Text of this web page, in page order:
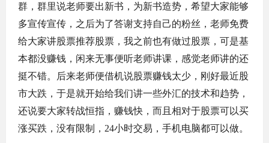
群，群里说老师要出新书，为新书造势，希望大家能够
多宣传宣传，之后为了答谢支持自己的粉丝，老师免费
给大家讲股票推荐股票，我之前也有做过股票，可是基
本都没赚钱，闲来无事便听老师讲课，感觉老师讲的还
挺不错。后来老师便借机说股票赚钱太少，刚好最近股
市大跌，于是就开始给我们讲一些外汇的技术和趋势，
还说要大家转战恒指，赚钱快，而且相对于股票可以买
涨买跌，没有限制，24小时交易，手机电脑都可以做。